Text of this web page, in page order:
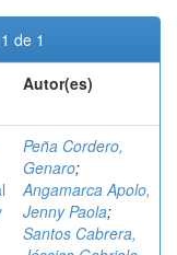
de 1
Autor(es)
Peña Cordero,
Genaro;
Angamarca Apolo,
Jenny Paola;
Santos Cabrera,